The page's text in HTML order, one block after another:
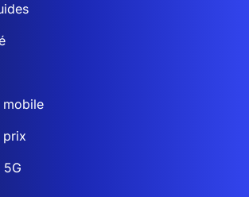
mobile
prix
5G